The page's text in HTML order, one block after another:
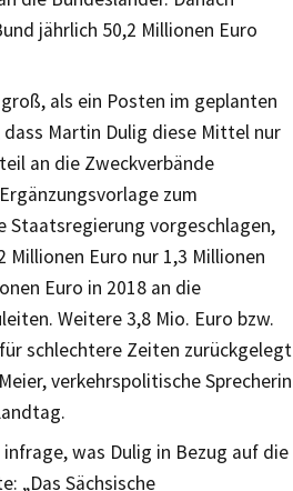
jährlich 50,2 Millionen Euro
als ein Posten im geplanten
Martin Dulig diese Mittel nur
an die Zweckverbände
zum
Staatsregierung vorgeschlagen,
Millionen Euro nur 1,3 Millionen
Euro in 2018 an die
Weitere 3,8 Mio. Euro bzw.
schlechtere Zeiten zurückgelegt
verkehrspolitische Sprecherin
was Dulig in Bezug auf die
„Das Sächsische